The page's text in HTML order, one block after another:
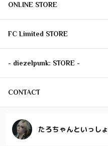
ONLINE STORE
FC Limited STORE
- diezelpunk: STORE -
CONTACT
たろちゃんといっしょ